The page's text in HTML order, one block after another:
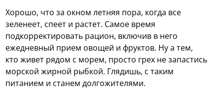
Хорошо, что за окном летняя пора, когда все
зеленеет, спеет и растет. Самое время
подкорректировать рацион, включив в него
ежедневный прием овощей и фруктов. Ну а тем,
кто живет рядом с морем, просто грех не запастись
морской жирной рыбкой. Глядишь, с таким
питанием и станем долгожителями.